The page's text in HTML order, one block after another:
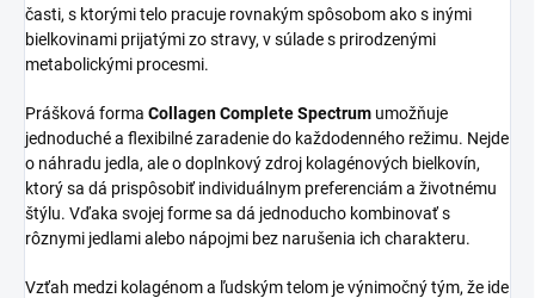
časti, s ktorými telo pracuje rovnakým spôsobom ako s inými
bielkovinami prijatými zo stravy, v súlade s prirodzenými
metabolickými procesmi.
Prášková forma Collagen Complete Spectrum umožňuje
jednoduché a flexibilné zaradenie do každodenného režimu. Nejde
o náhradu jedla, ale o doplnkový zdroj kolagénových bielkovín,
ktorý sa dá prispôsobiť individuálnym preferenciám a životnému
štýlu. Vďaka svojej forme sa dá jednoducho kombinovať s
rôznymi jedlami alebo nápojmi bez narušenia ich charakteru.
Vzťah medzi kolagénom a ľudským telom je výnimočný tým, že ide